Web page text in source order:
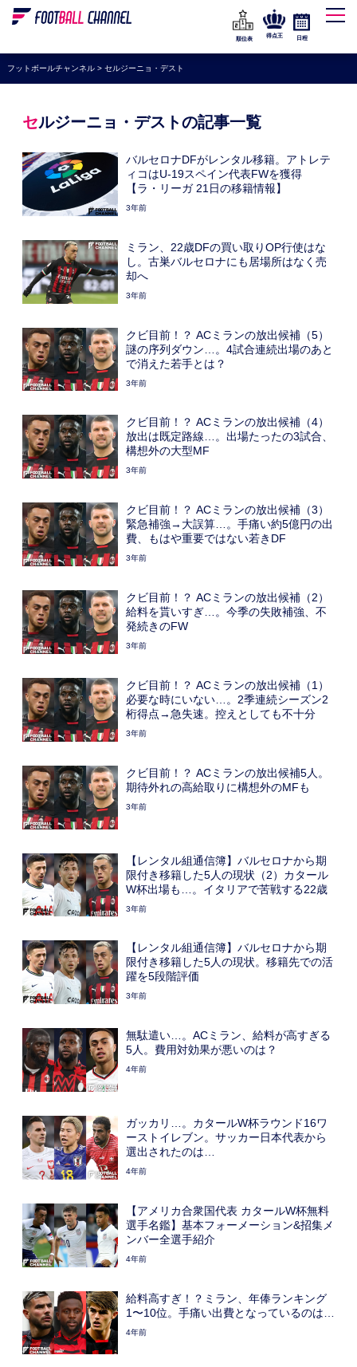
WEリーグ
海外サッカー
プレミアリーグ
ラ・リーガ
ブンデスリーガ
UEFA
高校サッカー
動画
順位表
得点王 日程
フットボールチャンネル> セルジーニョ・デスト
セルジーニョ・デストの記事一覧
バルセロナDFがレンタル移籍。アトレテ
ィコはU-19スペイン代表FWを獲得
【ラ・リーガ 21日の移籍情報】
3年前
ミラン、22歳DFの買い取りOP行使はな
し。古巣バルセロナにも居場所はなく売
却へ
3年前
クビ目前！？ ACミランの放出候補（5）
謎の序列ダウン…。4試合連続出場のあと
で消えた若手とは？
3年前
クビ目前！？ ACミランの放出候補（4）
放出は既定路線…。出場たったの3試合、
構想外の大型MF
3年前
クビ目前！？ ACミランの放出候補（3）
緊急補強→大誤算…。手痛い約5億円の出
費、もはや重要ではない若きDF
3年前
クビ目前！？ ACミランの放出候補（2）
給料を貰いすぎ…。今季の失敗補強、不
発続きのFW
3年前
クビ目前！？ ACミランの放出候補（1）
必要な時にいない…。2季連続シーズン2
桁得点→急失速。控えとしても不十分
3年前
クビ目前！？ ACミランの放出候補5人。
期待外れの高給取りに構想外のMFも
3年前
【レンタル組通信簿】バルセロナから期
限付き移籍した5人の現状（2）カタール
W杯出場も…。イタリアで苦戦する22歳
3年前
【レンタル組通信簿】バルセロナから期
限付き移籍した5人の現状。移籍先での活
躍を5段階評価
3年前
無駄遣い…。ACミラン、給料が高すぎる
5人。費用対効果が悪いのは？
4年前
ガッカリ…。カタールW杯ラウンド16ワ
ーストイレブン。サッカー日本代表から
選出されたのは…
4年前
【アメリカ合衆国代表 カタールW杯無料
選手名鑑】基本フォーメーション&招集メ
ンバー全選手紹介
4年前
給料高すぎ！？ミラン、年俸ランキング
1〜10位。手痛い出費となっているのは…
4年前